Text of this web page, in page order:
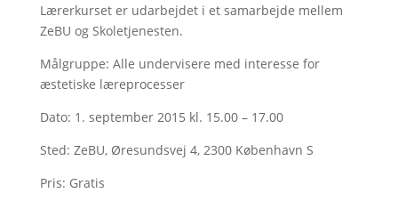
Lærerkurset er udarbejdet i et samarbejde mellem
ZeBU og Skoletjenesten.
Målgruppe: Alle undervisere med interesse for
æstetiske læreprocesser
Dato: 1. september 2015 kl. 15.00 – 17.00
Sted: ZeBU, Øresundsvej 4, 2300 København S
Pris: Gratis